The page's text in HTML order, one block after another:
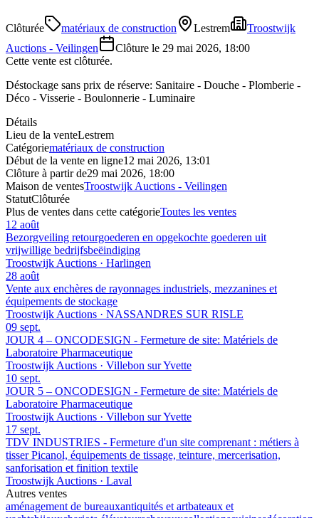
Clôturée matériaux de construction Lestrem
Troostwijk
Auctions - Veilingen
Clôture le 29 mai 2026, 18:00
Cette vente est clôturée.
Déstockage sans prix de réserve: Sanitaire - Douche - Plomberie -
Déco - Visserie - Boulonnerie - Luminaire
Détails
Lieu de la venteLestrem
Catégoriematériaux de construction
Début de la vente en ligne12 mai 2026, 13:01
Clôture à partir de29 mai 2026, 18:00
Maison de ventesTroostwijk Auctions - Veilingen
StatutClôturée
Plus de ventes dans cette catégorieToutes les ventes
12 août
Bezorgveiling retourgoederen en opgekochte goederen uit
vrijwillige bedrijfsbeëindiging
Troostwijk Auctions · Harlingen
28 août
Vente aux enchères de rayonnages industriels, mezzanines et
équipements de stockage
Troostwijk Auctions · NASSANDRES SUR RISLE
09 sept.
JOUR 4 – ONCODESIGN - Fermeture de site: Matériels de
Laboratoire Pharmaceutique
Troostwijk Auctions · Villebon sur Yvette
10 sept.
JOUR 5 – ONCODESIGN - Fermeture de site: Matériels de
Laboratoire Pharmaceutique
Troostwijk Auctions · Villebon sur Yvette
17 sept.
TDV INDUSTRIES - Fermeture d'un site comprenant : métiers à
tisser Picanol, équipements de tissage, teinture, mercerisation,
sanforisation et finition textile
Troostwijk Auctions · Laval
Autres ventes
aménagement de bureauxantiquités et artbateaux et